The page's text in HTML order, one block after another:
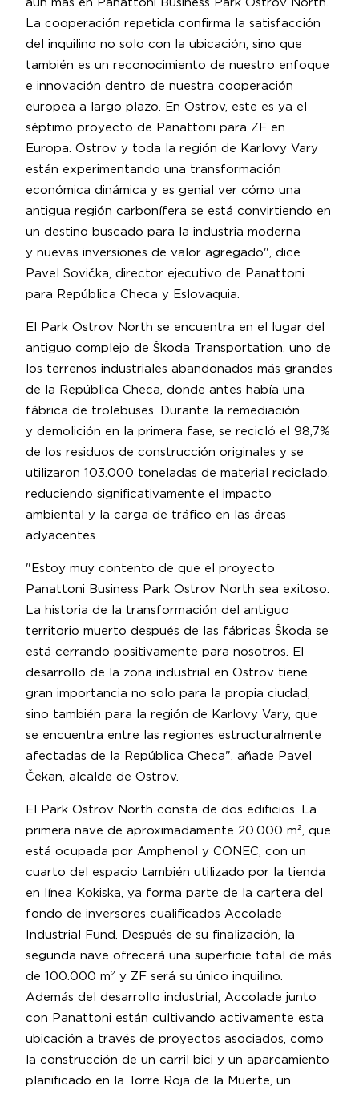
aún más en Panattoni Business Park Ostrov North.
La cooperación repetida confirma la satisfacción
del inquilino no solo con la ubicación, sino que
también es un reconocimiento de nuestro enfoque
e innovación dentro de nuestra cooperación
europea a largo plazo. En Ostrov, este es ya el
séptimo proyecto de Panattoni para ZF en
Europa. Ostrov y toda la región de Karlovy Vary
están experimentando una transformación
económica dinámica y es genial ver cómo una
antigua región carbonífera se está convirtiendo en
un destino buscado para la industria moderna
y nuevas inversiones de valor agregado", dice
Pavel Sovička, director ejecutivo de Panattoni
para República Checa y Eslovaquia.
El Park Ostrov North se encuentra en el lugar del
antiguo complejo de Škoda Transportation, uno de
los terrenos industriales abandonados más grandes
de la República Checa, donde antes había una
fábrica de trolebuses. Durante la remediación
y demolición en la primera fase, se recicló el 98,7%
de los residuos de construcción originales y se
utilizaron 103.000 toneladas de material reciclado,
reduciendo significativamente el impacto
ambiental y la carga de tráfico en las áreas
adyacentes.
"Estoy muy contento de que el proyecto
Panattoni Business Park Ostrov North sea exitoso.
La historia de la transformación del antiguo
territorio muerto después de las fábricas Škoda se
está cerrando positivamente para nosotros. El
desarrollo de la zona industrial en Ostrov tiene
gran importancia no solo para la propia ciudad,
sino también para la región de Karlovy Vary, que
se encuentra entre las regiones estructuralmente
afectadas de la República Checa", añade Pavel
Čekan, alcalde de Ostrov.
El Park Ostrov North consta de dos edificios. La
primera nave de aproximadamente 20.000 m², que
está ocupada por Amphenol y CONEC, con un
cuarto del espacio también utilizado por la tienda
en línea Kokiska, ya forma parte de la cartera del
fondo de inversores cualificados Accolade
Industrial Fund. Después de su finalización, la
segunda nave ofrecerá una superficie total de más
de 100.000 m² y ZF será su único inquilino.
Además del desarrollo industrial, Accolade junto
con Panattoni están cultivando activamente esta
ubicación a través de proyectos asociados, como
la construcción de un carril bici y un aparcamiento
planificado en la Torre Roja de la Muerte, un